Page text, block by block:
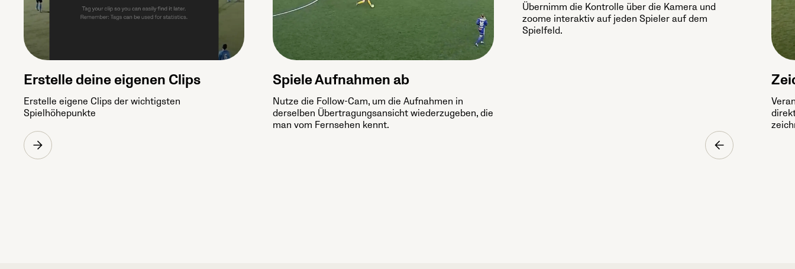
Erstelle deine eigenen Clips
Erstelle eigene Clips der wichtigsten
Spielhöhepunkte
Spiele Aufnahmen ab
Nutze die Follow-Cam, um die Aufnahmen in
derselben Übertragungsansicht wiederzugeben, die
man vom Fernsehen kennt.
Übernimm die Kontrolle über die Kamera und
zoome interaktiv auf jeden Spieler auf dem
Spielfeld.